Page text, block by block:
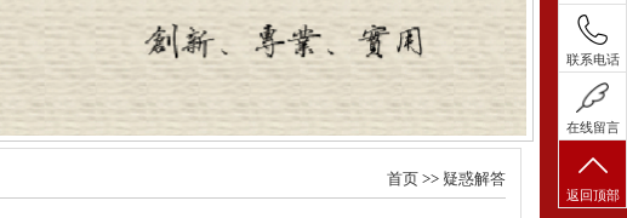
首页>> 疑惑解答
联系电话
在线留言
返回顶部